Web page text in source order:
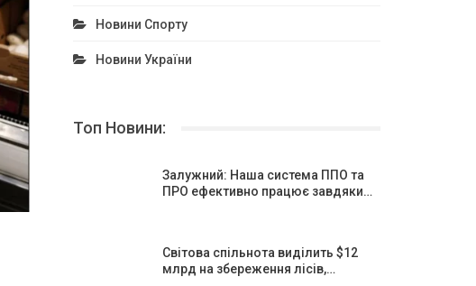
Новини Спорту
Новини України
Топ Новини:
Залужний: Наша система ППО та
ПРО ефективно працює завдяки…
Світова спільнота виділить $12
млрд на збереження лісів,…